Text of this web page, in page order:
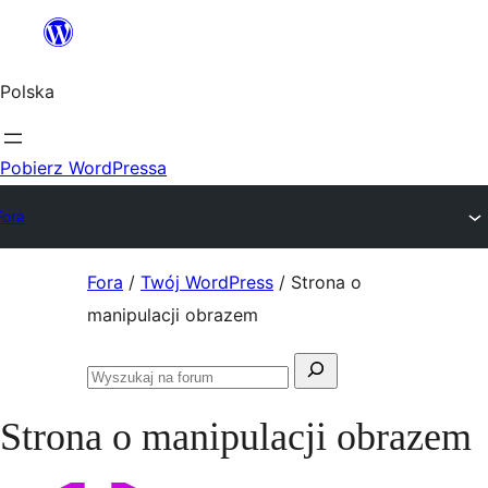
Przejdź
treści
Polska
Pobierz WordPressa
Fora / Twój WordPress / Strona o
manipulacji obrazem
Szukaj:
Przeszukaj
Strona o manipulacji obrazem